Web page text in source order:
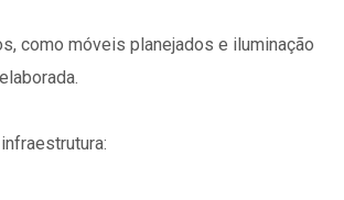
como móveis planejados e iluminação